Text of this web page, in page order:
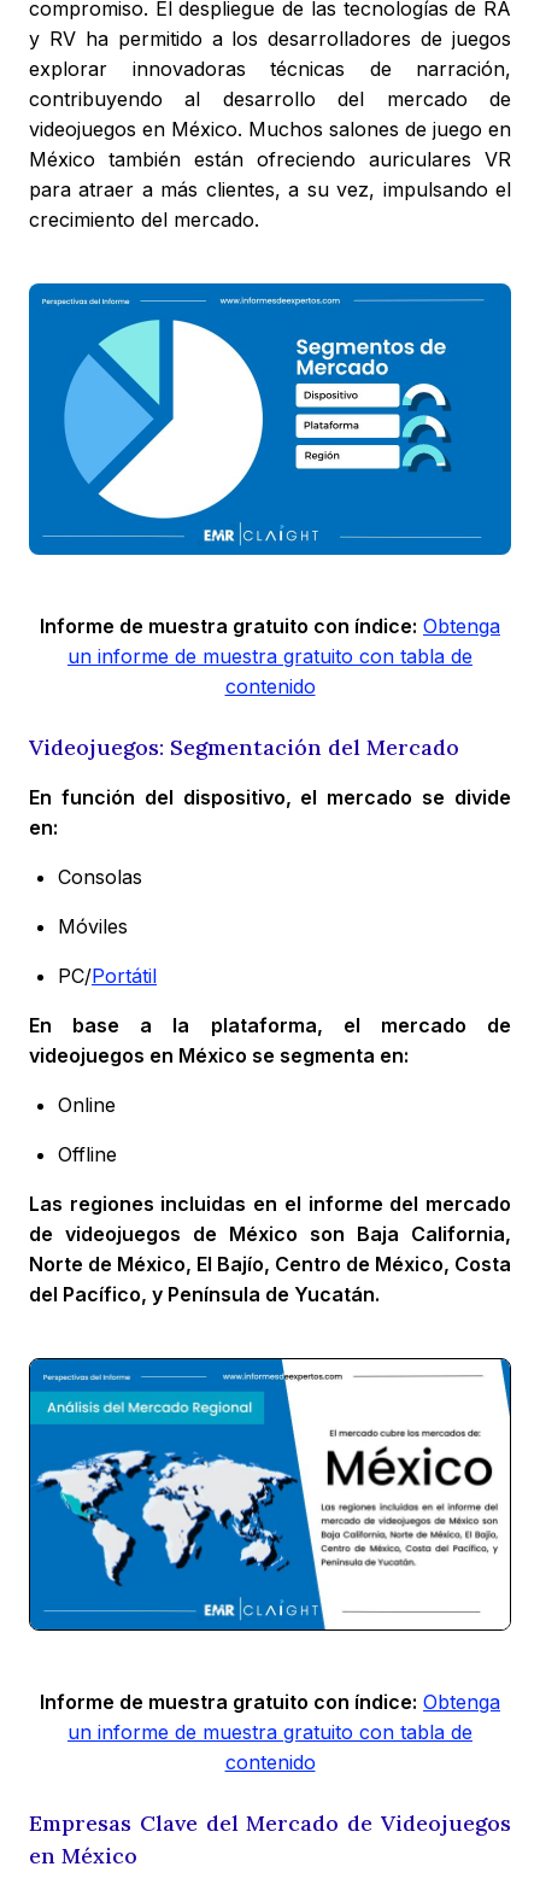
compromiso. El despliegue de las tecnologías de RA
y RV ha permitido a los desarrolladores de juegos
explorar innovadoras técnicas de narración,
contribuyendo al desarrollo del mercado de
videojuegos en México. Muchos salones de juego en
México también están ofreciendo auriculares VR
para atraer a más clientes, a su vez, impulsando el
crecimiento del mercado.
Informe de muestra gratuito con índice: Obtenga
un informe de muestra gratuito con tabla de
contenido
Videojuegos: Segmentación del Mercado
En función del dispositivo, el mercado se divide
en:
Consolas
Móviles
PC/Portátil
En base a la plataforma, el mercado de
videojuegos en México se segmenta en:
Online
Offline
Las regiones incluidas en el informe del mercado
de videojuegos de México son Baja California,
Norte de México, El Bajío, Centro de México, Costa
del Pacífico, y Península de Yucatán.
Informe de muestra gratuito con índice: Obtenga
un informe de muestra gratuito con tabla de
contenido
Empresas Clave del Mercado de Videojuegos
en México